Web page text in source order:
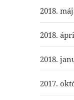
2018.
2018.
2018.
2017.